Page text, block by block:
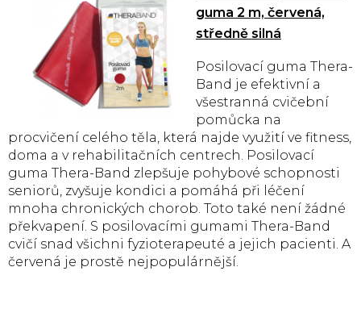
guma 2 m, červená,
středně silná
Posilovací guma Thera-
Band je efektivní a
všestranná cvičební
pomůcka na
procvičení celého těla, která najde využití ve fitness,
doma a v rehabilitačních centrech. Posilovací
guma Thera-Band zlepšuje pohybové schopnosti
seniorů, zvyšuje kondici a pomáhá při léčení
mnoha chronických chorob. Toto také není žádné
překvapení. S posilovacími gumami Thera-Band
cvičí snad všichni fyzioterapeuté a jejich pacienti. A
červená je prostě nejpopulárnější.